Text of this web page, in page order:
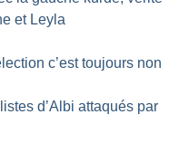
et Leyla
c’est toujours non
d’Albi attaqués par